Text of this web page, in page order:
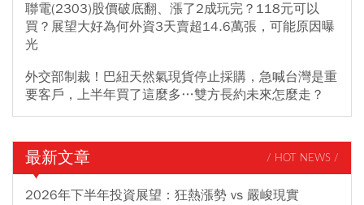
聯電(2303)股價破底翻、漲了2成玩完？118元可以
買？展望大好為何外資3天賣超14.6萬張，可能原因曝
光
外交部制裁！巴紐天然氣現貨停止採購，急喊台灣是重
要客戶，上半年買了這麼多…雙方長約未來怎麼走？
最新文章 / HOT NEWS /
2026年下半年投資展望：狂熱漲勢 vs 嚴峻現實